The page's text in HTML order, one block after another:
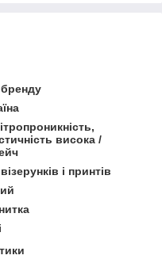
висока /
і принтів